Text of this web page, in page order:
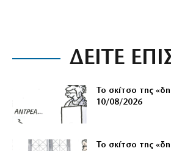
ΔΕΙΤΕ
Το σκίτσο της
10/08/2026
Το σκίτσο της